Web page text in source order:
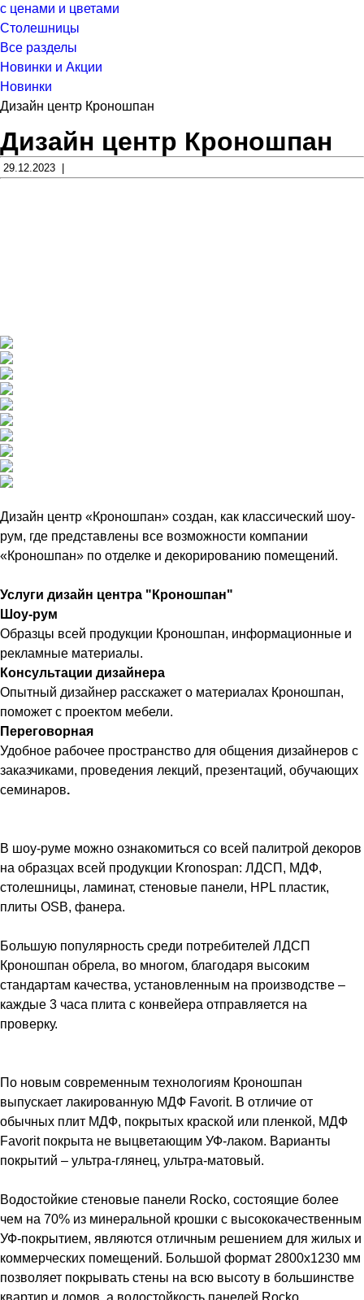
Столешницы
Все разделы
Новинки и Акции
Новинки
Дизайн центр Кроношпан
Дизайн центр Кроношпан
29.12.2023 |
Дизайн центр «Кроношпан» создан, как классический шоу-
рум, где представлены все возможности компании
«Кроношпан» по отделке и декорированию помещений.
Услуги дизайн центра "Кроношпан"
Шоу-рум
Образцы всей продукции Кроношпан, информационные и
рекламные материалы.
Консультации дизайнера
Опытный дизайнер расскажет о материалах Кроношпан,
поможет с проектом мебели.
Переговорная
Удобное рабочее пространство для общения дизайнеров с
заказчиками, проведения лекций, презентаций, обучающих
семинаров.
В шоу-руме можно ознакомиться со всей палитрой декоров
на образцах всей продукции Kronospan: ЛДСП, МДФ,
столешницы, ламинат, стеновые панели, HPL пластик,
плиты OSB, фанера.
Большую популярность среди потребителей ЛДСП
Кроношпан обрела, во многом, благодаря высоким
стандартам качества, установленным на производстве –
каждые 3 часа плита с конвейера отправляется на
проверку.
По новым современным технологиям Кроношпан
выпускает лакированную МДФ Favorit. В отличие от
обычных плит МДФ, покрытых краской или пленкой, МДФ
Favorit покрыта не выцветающим УФ-лаком. Варианты
покрытий – ультра-глянец, ультра-матовый.
Водостойкие стеновые панели Rocko, состоящие более
чем на 70% из минеральной крошки с высококачественным
УФ-покрытием, являются отличным решением для жилых и
коммерческих помещений. Большой формат 2800х1230 мм
позволяет покрывать стены на всю высоту в большинстве